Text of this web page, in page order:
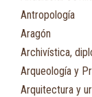
Antropología
Aragón
Archivística,
Arqueología y
Arquitectura y